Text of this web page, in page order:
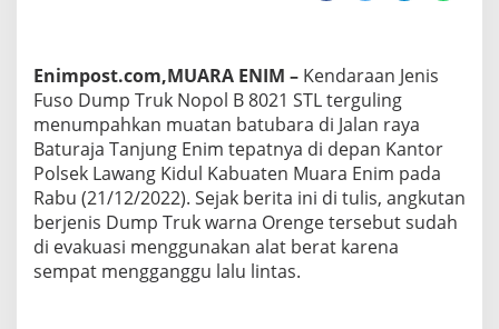
Enimpost.com,MUARA ENIM – Kendaraan Jenis
Fuso Dump Truk Nopol B 8021 STL terguling
menumpahkan muatan batubara di Jalan raya
Baturaja Tanjung Enim tepatnya di depan Kantor
Polsek Lawang Kidul Kabuaten Muara Enim pada
Rabu (21/12/2022). Sejak berita ini di tulis, angkutan
berjenis Dump Truk warna Orenge tersebut sudah
di evakuasi menggunakan alat berat karena
sempat mengganggu lalu lintas.